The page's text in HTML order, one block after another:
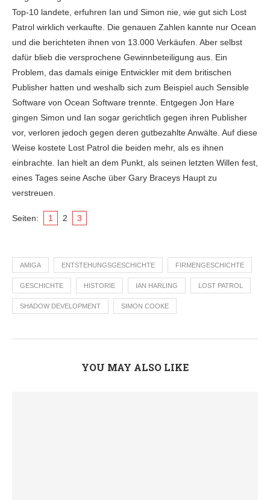
Top-10 landete, erfuhren Ian und Simon nie, wie gut sich Lost
Patrol wirklich verkaufte. Die genauen Zahlen kannte nur Ocean
und die berichteten ihnen von 13.000 Verkäufen. Aber selbst
dafür blieb die versprochene Gewinnbeteiligung aus. Ein
Problem, das damals einige Entwickler mit dem britischen
Publisher hatten und weshalb sich zum Beispiel auch Sensible
Software von Ocean Software trennte. Entgegen Jon Hare
gingen Simon und Ian sogar gerichtlich gegen ihren Publisher
vor, verloren jedoch gegen deren gutbezahlte Anwälte. Auf diese
Weise kostete Lost Patrol die beiden mehr, als es ihnen
einbrachte. Ian hielt an dem Punkt, als seinen letzten Willen fest,
eines Tages seine Asche über Gary Braceys Haupt zu
verstreuen.
Seiten: 1 2 3
AMIGA ENTSTEHUNGSGESCHICHTE FIRMENGESCHICHTE
GESCHICHTE HISTORIE IAN HARLING LOST PATROL
SHADOW DEVELOPMENT SIMON COOKE
YOU MAY ALSO LIKE